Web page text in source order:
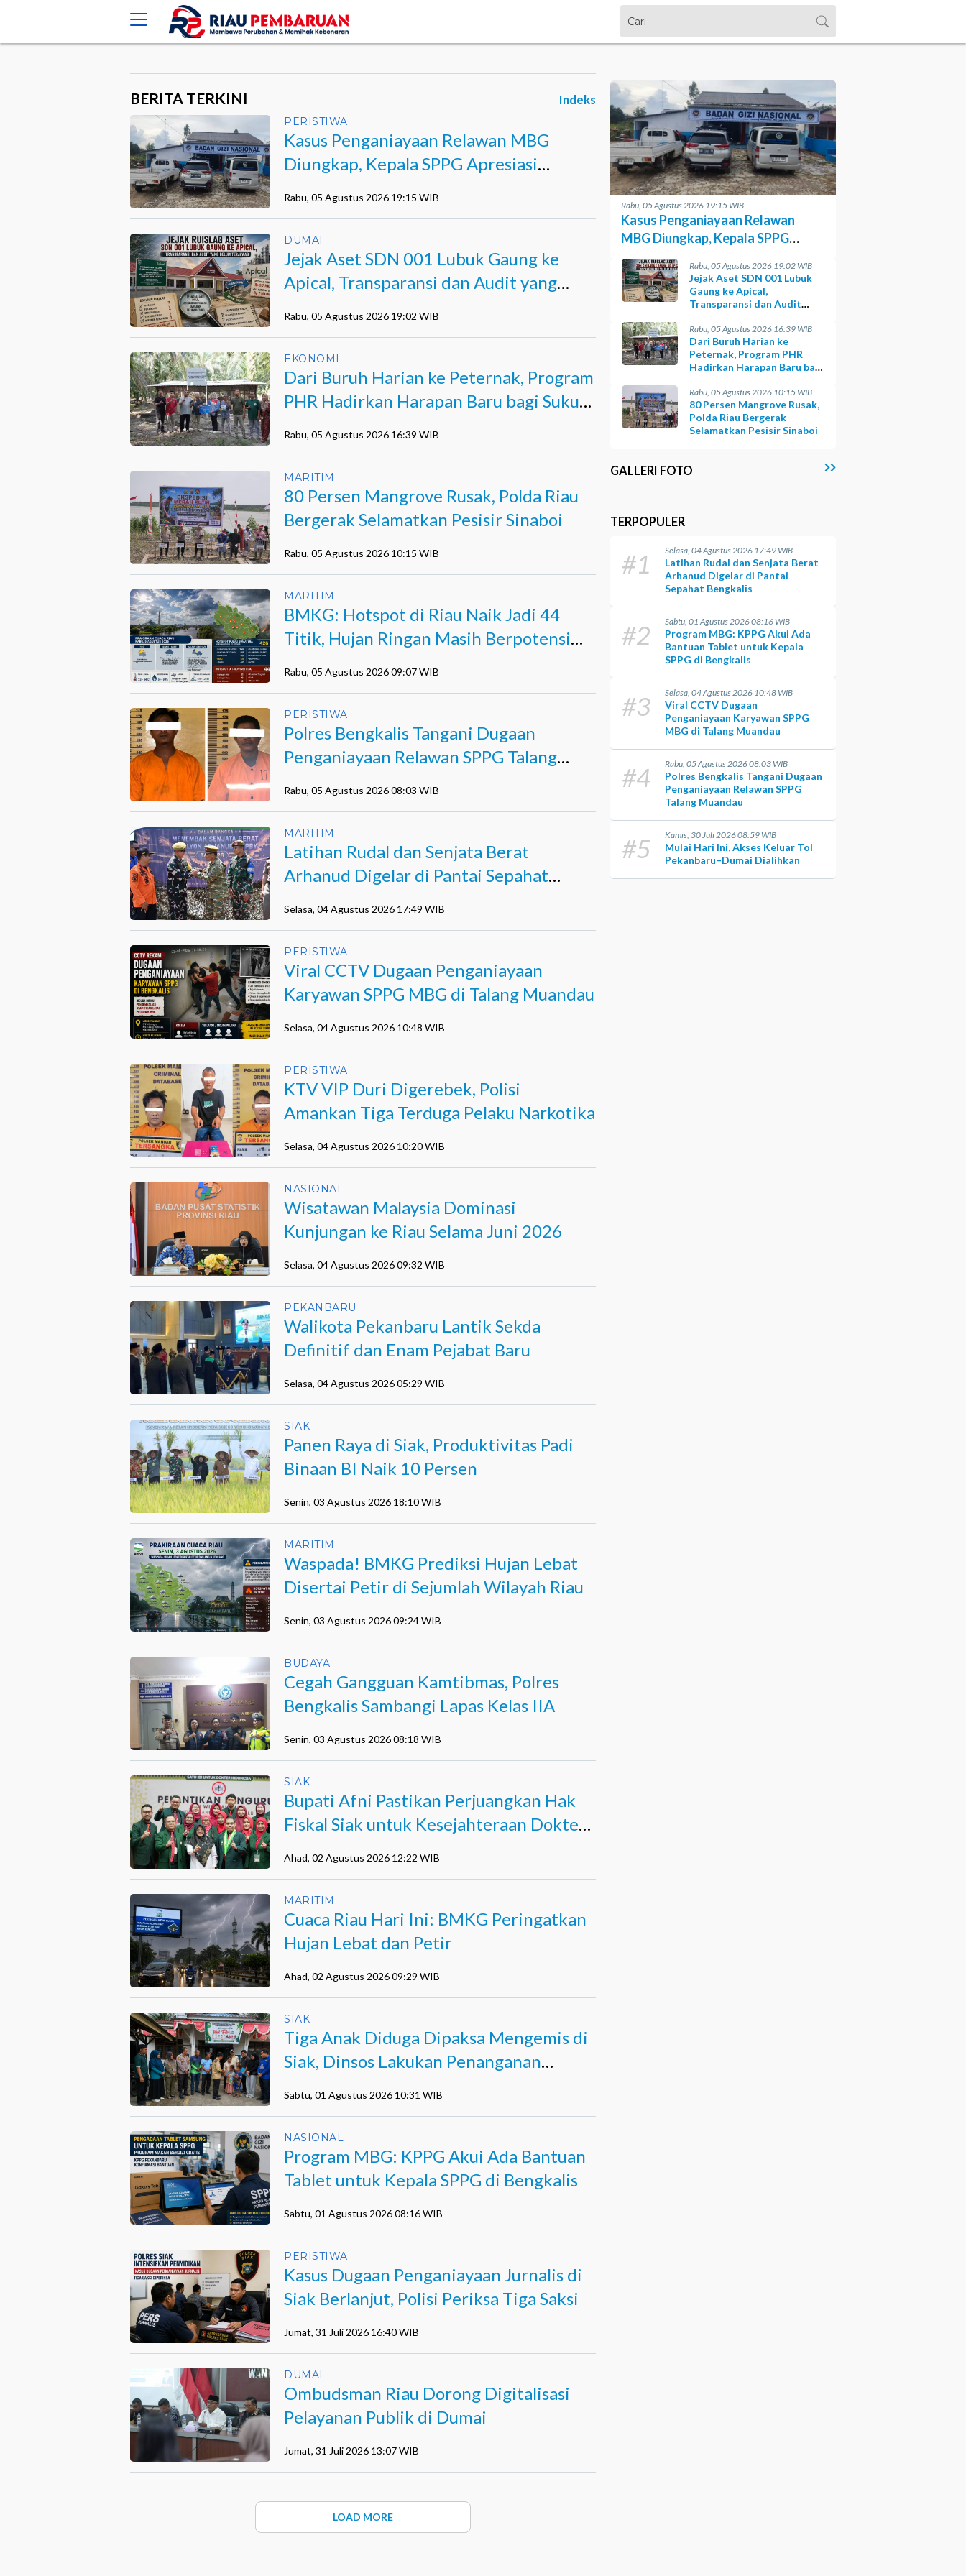
BERITA TERKINI Indeks
PERISTIWA
Kasus Penganiayaan Relawan MBG
Diungkap, Kepala SPPG Apresiasi
Rabu, 05 Agustus 2026 19:15 WIB
DUMAI
Jejak Aset SDN 001 Lubuk Gaung ke
Apical, Transparansi dan Audit yang
Rabu, 05 Agustus 2026 19:02 WIB
EKONOMI
Dari Buruh Harian ke Peternak, Program
PHR Hadirkan Harapan Baru bagi Suku
Rabu, 05 Agustus 2026 16:39 WIB
MARITIM
80 Persen Mangrove Rusak, Polda Riau
Bergerak Selamatkan Pesisir Sinaboi
Rabu, 05 Agustus 2026 10:15 WIB
MARITIM
BMKG: Hotspot di Riau Naik Jadi 44
Titik, Hujan Ringan Masih Berpotensi
Rabu, 05 Agustus 2026 09:07 WIB
PERISTIWA
Polres Bengkalis Tangani Dugaan
Penganiayaan Relawan SPPG Talang
Rabu, 05 Agustus 2026 08:03 WIB
MARITIM
Latihan Rudal dan Senjata Berat
Arhanud Digelar di Pantai Sepahat
Selasa, 04 Agustus 2026 17:49 WIB
PERISTIWA
Viral CCTV Dugaan Penganiayaan
Karyawan SPPG MBG di Talang Muandau
Selasa, 04 Agustus 2026 10:48 WIB
PERISTIWA
KTV VIP Duri Digerebek, Polisi
Amankan Tiga Terduga Pelaku Narkotika
Selasa, 04 Agustus 2026 10:20 WIB
NASIONAL
Wisatawan Malaysia Dominasi
Kunjungan ke Riau Selama Juni 2026
Selasa, 04 Agustus 2026 09:32 WIB
PEKANBARU
Walikota Pekanbaru Lantik Sekda
Definitif dan Enam Pejabat Baru
Selasa, 04 Agustus 2026 05:29 WIB
SIAK
Panen Raya di Siak, Produktivitas Padi
Binaan BI Naik 10 Persen
Senin, 03 Agustus 2026 18:10 WIB
MARITIM
Waspada! BMKG Prediksi Hujan Lebat
Disertai Petir di Sejumlah Wilayah Riau
Senin, 03 Agustus 2026 09:24 WIB
BUDAYA
Cegah Gangguan Kamtibmas, Polres
Bengkalis Sambangi Lapas Kelas IIA
Senin, 03 Agustus 2026 08:18 WIB
SIAK
Bupati Afni Pastikan Perjuangkan Hak
Fiskal Siak untuk Kesejahteraan Dokter
Ahad, 02 Agustus 2026 12:22 WIB
MARITIM
Cuaca Riau Hari Ini: BMKG Peringatkan
Hujan Lebat dan Petir
Ahad, 02 Agustus 2026 09:29 WIB
SIAK
Tiga Anak Diduga Dipaksa Mengemis di
Siak, Dinsos Lakukan Penanganan
Sabtu, 01 Agustus 2026 10:31 WIB
NASIONAL
Program MBG: KPPG Akui Ada Bantuan
Tablet untuk Kepala SPPG di Bengkalis
Sabtu, 01 Agustus 2026 08:16 WIB
PERISTIWA
Kasus Dugaan Penganiayaan Jurnalis di
Siak Berlanjut, Polisi Periksa Tiga Saksi
Jumat, 31 Juli 2026 16:40 WIB
DUMAI
Ombudsman Riau Dorong Digitalisasi
Pelayanan Publik di Dumai
Jumat, 31 Juli 2026 13:07 WIB
LOAD MORE
Rabu, 05 Agustus 2026 19:15 WIB
Kasus Penganiayaan Relawan
MBG Diungkap, Kepala SPPG
Apresiasi Kinerja Polisi
Rabu, 05 Agustus 2026 19:02 WIB
Jejak Aset SDN 001 Lubuk
Gaung ke Apical,
Transparansi dan Audit
Rabu, 05 Agustus 2026 16:39 WIB
Dari Buruh Harian ke
Peternak, Program PHR
Hadirkan Harapan Baru bagi
Rabu, 05 Agustus 2026 10:15 WIB
80 Persen Mangrove Rusak,
Polda Riau Bergerak
Selamatkan Pesisir Sinaboi
GALLERI FOTO
TERPOPULER
#1 Selasa, 04 Agustus 2026 17:49 WIB
Latihan Rudal dan Senjata Berat
Arhanud Digelar di Pantai
Sepahat Bengkalis
#2 Sabtu, 01 Agustus 2026 08:16 WIB
Program MBG: KPPG Akui Ada
Bantuan Tablet untuk Kepala
SPPG di Bengkalis
#3 Selasa, 04 Agustus 2026 10:48 WIB
Viral CCTV Dugaan
Penganiayaan Karyawan SPPG
MBG di Talang Muandau
#4 Rabu, 05 Agustus 2026 08:03 WIB
Polres Bengkalis Tangani Dugaan
Penganiayaan Relawan SPPG
Talang Muandau
#5 Kamis, 30 Juli 2026 08:59 WIB
Mulai Hari Ini, Akses Keluar Tol
Pekanbaru–Dumai Dialihkan